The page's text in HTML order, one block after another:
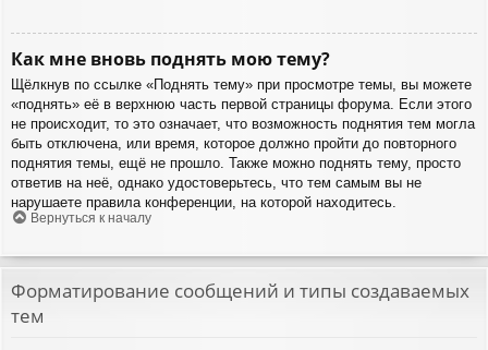
Как мне вновь поднять мою тему?
Щёлкнув по ссылке «Поднять тему» при просмотре темы, вы можете
«поднять» её в верхнюю часть первой страницы форума. Если этого
не происходит, то это означает, что возможность поднятия тем могла
быть отключена, или время, которое должно пройти до повторного
поднятия темы, ещё не прошло. Также можно поднять тему, просто
ответив на неё, однако удостоверьтесь, что тем самым вы не
нарушаете правила конференции, на которой находитесь.
Вернуться к началу
Форматирование сообщений и типы создаваемых
тем